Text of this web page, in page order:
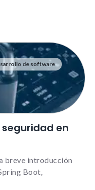
de software
en
breve introducción
Boot,
Necesarias
Estas cookies no son
necesarias para que
correctamente.
_ga |
Le informamos de que puede
su navegador para bloquear o
sobre estas cookies, sin